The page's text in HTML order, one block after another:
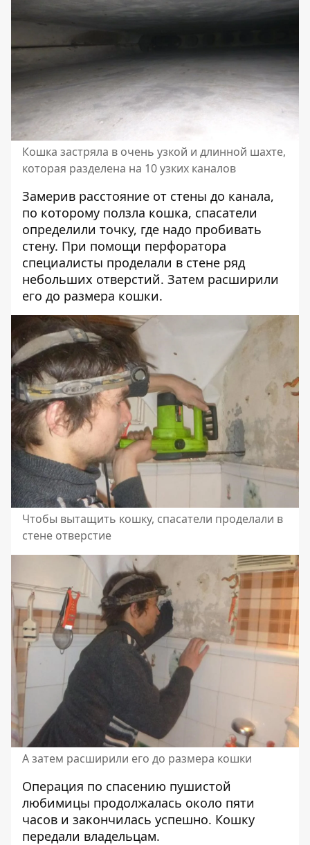
Кошка застряла в очень узкой и длинной шахте,
которая разделена на 10 узких каналов
Замерив расстояние от стены до канала,
по которому ползла кошка, спасатели
определили точку, где надо пробивать
стену. При помощи перфоратора
специалисты проделали в стене ряд
небольших отверстий. Затем расширили
его до размера кошки.
Чтобы вытащить кошку, спасатели проделали в
стене отверстие
А затем расширили его до размера кошки
Операция по спасению пушистой
любимицы продолжалась около пяти
часов и закончилась успешно. Кошку
передали владельцам.